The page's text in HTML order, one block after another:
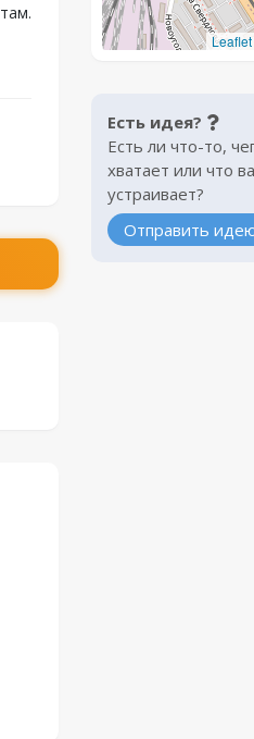
Leaflet
Есть идея?
Есть ли что-то,
хватает или что
устраивает?
Отправить